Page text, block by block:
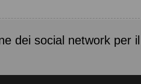
dei social network per il